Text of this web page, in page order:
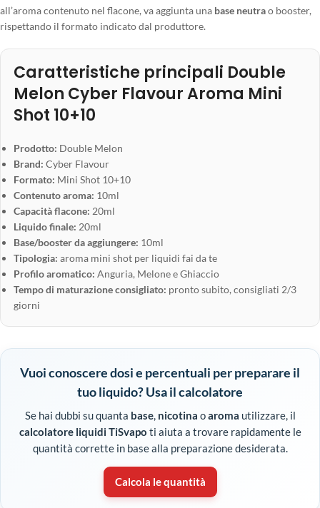
all’aroma contenuto nel flacone, va aggiunta una base neutrao booster,
rispettando il formato indicato dal produttore.
Caratteristiche principali Double
Melon Cyber Flavour Aroma Mini
Shot 10+10
Prodotto: Double Melon
Brand: Cyber Flavour
Formato: Mini Shot 10+10
Contenuto aroma: 10ml
Capacità flacone: 20ml
Liquido finale: 20ml
Base/booster da aggiungere: 10ml
Tipologia: aroma mini shot per liquidi fai da te
Profilo aromatico: Anguria, Melone e Ghiaccio
Tempo di maturazione consigliato: pronto subito, consigliati 2/3
giorni
Vuoi conoscere dosi e percentuali per preparare il
tuo liquido? Usa il calcolatore
Se hai dubbi su quanta base, nicotina oaroma utilizzare, il
calcolatore liquidi TiSvapo ti aiuta a trovare rapidamente le
quantità corrette in base alla preparazione desiderata.
Calcola le quantità